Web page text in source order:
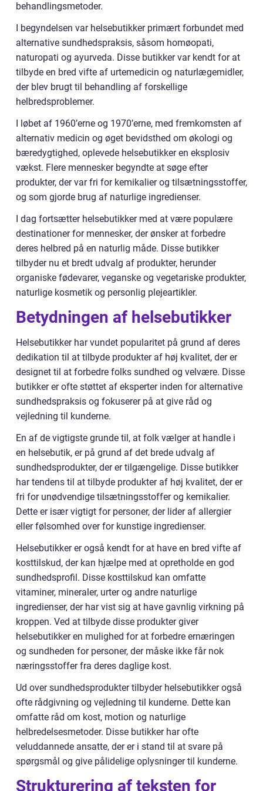
behandlingsmetoder.
I begyndelsen var helsebutikker primært forbundet med
alternative sundhedspraksis, såsom homøopati,
naturopati og ayurveda. Disse butikker var kendt for at
tilbyde en bred vifte af urtemedicin og naturlægemidler,
der blev brugt til behandling af forskellige
helbredsproblemer.
I løbet af 1960’erne og 1970’erne, med fremkomsten af
alternativ medicin og øget bevidsthed om økologi og
bæredygtighed, oplevede helsebutikker en eksplosiv
vækst. Flere mennesker begyndte at søge efter
produkter, der var fri for kemikalier og tilsætningsstoffer,
og som gjorde brug af naturlige ingredienser.
I dag fortsætter helsebutikker med at være populære
destinationer for mennesker, der ønsker at forbedre
deres helbred på en naturlig måde. Disse butikker
tilbyder nu et bredt udvalg af produkter, herunder
organiske fødevarer, veganske og vegetariske produkter,
naturlige kosmetik og personlig plejeartikler.
Betydningen af helsebutikker
Helsebutikker har vundet popularitet på grund af deres
dedikation til at tilbyde produkter af høj kvalitet, der er
designet til at forbedre folks sundhed og velvære. Disse
butikker er ofte støttet af eksperter inden for alternative
sundhedspraksis og fokuserer på at give råd og
vejledning til kunderne.
En af de vigtigste grunde til, at folk vælger at handle i
en helsebutik, er på grund af det brede udvalg af
sundhedsprodukter, der er tilgængelige. Disse butikker
har tendens til at tilbyde produkter af høj kvalitet, der er
fri for unødvendige tilsætningsstoffer og kemikalier.
Dette er især vigtigt for personer, der lider af allergier
eller følsomhed over for kunstige ingredienser.
Helsebutikker er også kendt for at have en bred vifte af
kosttilskud, der kan hjælpe med at opretholde en god
sundhedsprofil. Disse kosttilskud kan omfatte
vitaminer, mineraler, urter og andre naturlige
ingredienser, der har vist sig at have gavnlig virkning på
kroppen. Ved at tilbyde disse produkter giver
helsebutikker en mulighed for at forbedre ernæringen
og sundheden for personer, der måske ikke får nok
næringsstoffer fra deres daglige kost.
Ud over sundhedsprodukter tilbyder helsebutikker også
ofte rådgivning og vejledning til kunderne. Dette kan
omfatte råd om kost, motion og naturlige
helbredelsesmetoder. Disse butikker har ofte
veluddannede ansatte, der er i stand til at svare på
spørgsmål og give pålidelige oplysninger til kunderne.
Strukturering af teksten for